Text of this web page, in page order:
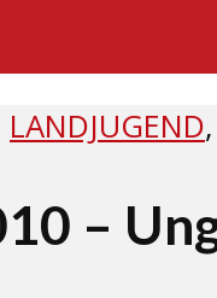
LANDJUGEND,
–